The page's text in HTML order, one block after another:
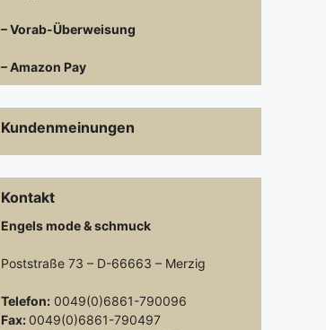
– Vorab-Überweisung
– Amazon Pay
Kundenmeinungen
Kontakt
Engels mode & schmuck
Poststraße 73 – D-66663 – Merzig
Telefon: 0049(0)6861-790096
Fax: 0049(0)6861-790497